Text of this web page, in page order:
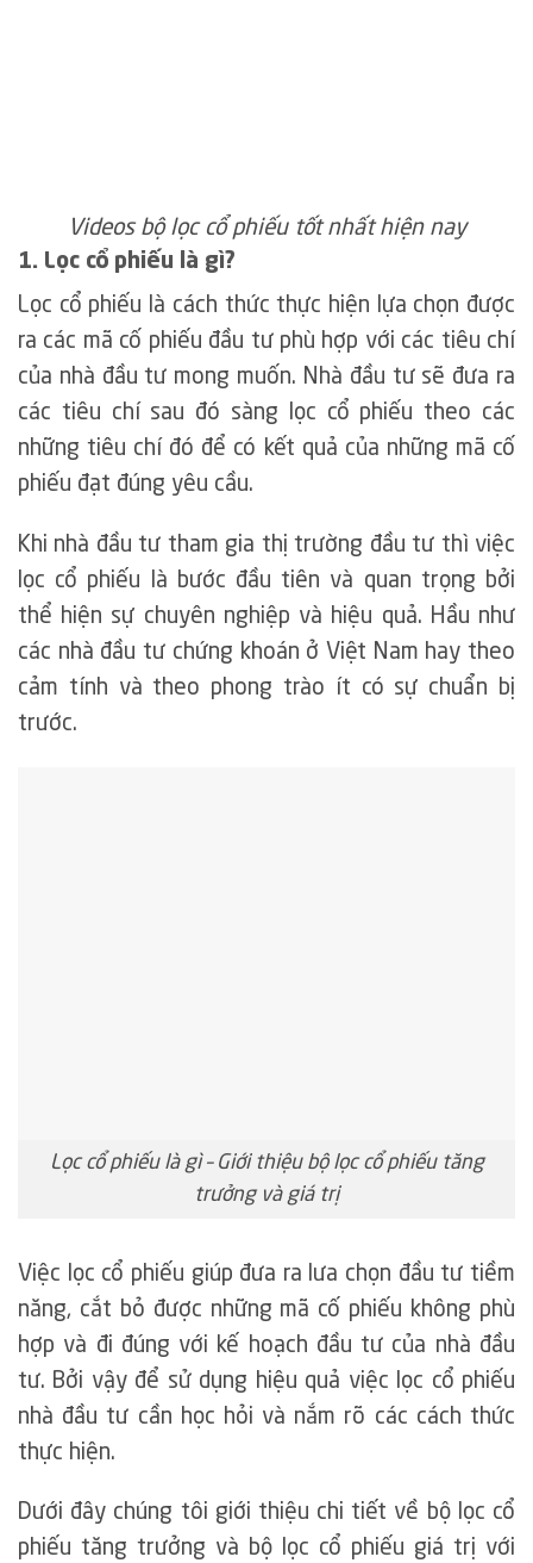
Videos bộ lọc cổ phiếu tốt nhất hiện nay
1. Lọc cổ phiếu là gì?
Lọc cổ phiếu là cách thức thực hiện lựa chọn được
ra các mã cố phiếu đầu tư phù hợp với các tiêu chí
của nhà đầu tư mong muốn. Nhà đầu tư sẽ đưa ra
các tiêu chí sau đó sàng lọc cổ phiếu theo các
những tiêu chí đó để có kết quả của những mã cố
phiếu đạt đúng yêu cầu.
Khi nhà đầu tư tham gia thị trường đầu tư thì việc
lọc cổ phiếu là bước đầu tiên và quan trọng bởi
thể hiện sự chuyên nghiệp và hiệu quả. Hầu như
các nhà đầu tư chứng khoán ở Việt Nam hay theo
cảm tính và theo phong trào ít có sự chuẩn bị
trước.
Lọc cổ phiếu là gì – Giới thiệu bộ lọc cổ phiếu tăng
trưởng và giá trị
Việc lọc cổ phiếu giúp đưa ra lưa chọn đầu tư tiềm
năng, cắt bỏ được những mã cố phiếu không phù
hợp và đi đúng với kế hoạch đầu tư của nhà đầu
tư. Bởi vậy để sử dụng hiệu quả việc lọc cổ phiếu
nhà đầu tư cần học hỏi và nắm rõ các cách thức
thực hiện.
Dưới đây chúng tôi giới thiệu chi tiết về bộ lọc cổ
phiếu tăng trưởng và bộ lọc cổ phiếu giá trị với